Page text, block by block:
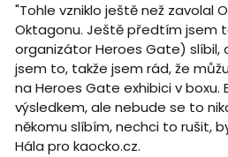
"Tohle vzniklo ještě než zavolal
Oktagonu. Ještě předtím jsem
organizátor Heroes Gate) slíbil,
jsem to, takže jsem rád, že
na Heroes Gate exhibici v boxu.
výsledkem, ale nebude se to
někomu slíbím, nechci to rušit,
Hála pro kaocko.cz.